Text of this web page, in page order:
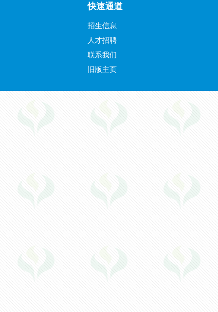
快速通道
招生信息
人才招聘
联系我们
旧版主页